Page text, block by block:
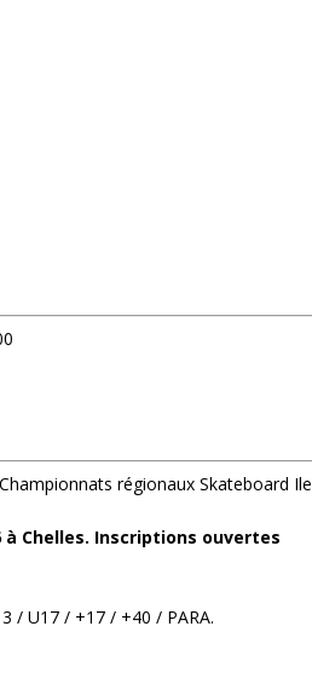
régionaux Skateboard Ile
à Chelles. Inscriptions ouvertes
/ U17 / +17 / +40 / PARA.